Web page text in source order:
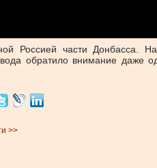
Россией части Донбасса.
обратило внимание даже
>>